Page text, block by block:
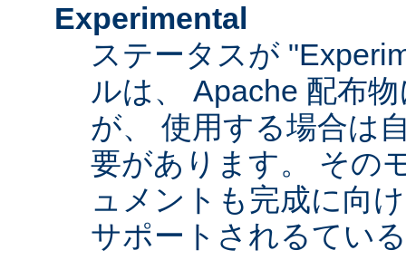
Experimental
ステータスが
ルは、 Apache 配布
が、 使用する場合は
要があります。 その
ュメントも完成に向
サポートされるてい